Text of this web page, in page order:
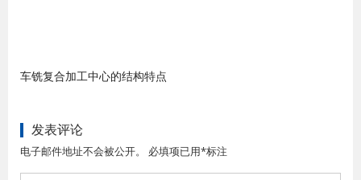
车铣复合加工中心的结构特点
发表评论
电子邮件地址不会被公开。 必填项已用*标注